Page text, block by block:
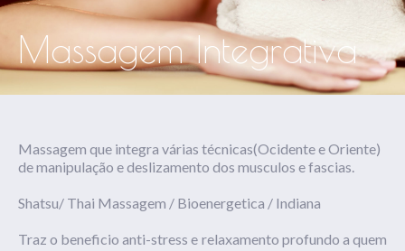
Massagem Integrativa
Massagem que integra várias técnicas(Ocidente e Oriente)
de manipulação e deslizamento dos musculos e fascias.
Shatsu/ Thai Massagem / Bioenergetica / Indiana
Traz o beneficio anti-stress e relaxamento profundo a quem